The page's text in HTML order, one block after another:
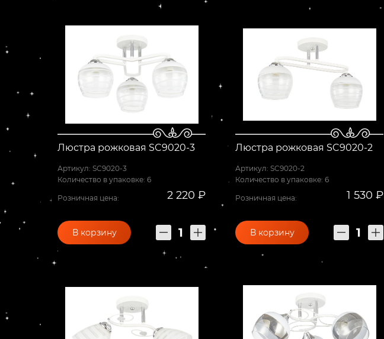
Люстра рожковая SC9020-3
Артикул: SC9020-3
Количество в упаковке: 6
Розничная цена: 2 220 ₽
В корзину
Люстра рожковая SC9020-2
Артикул: SC9020-2
Количество в упаковке: 6
Розничная цена: 1 530 ₽
В корзину